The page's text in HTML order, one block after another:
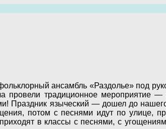
ансамбль «Раздолье» под
традиционное мероприятие
Праздник языческий — дошел до
потом с песнями идут по улице,
в классы с песнями, с